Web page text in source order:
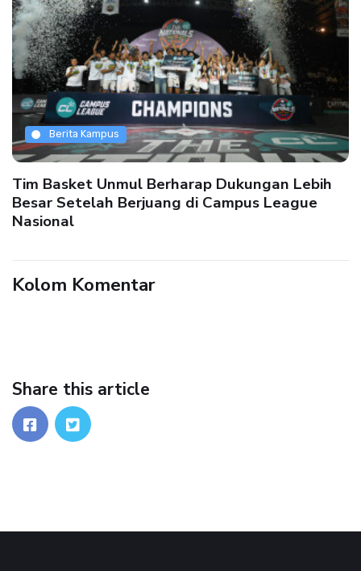
Berita Kampus
Tim Basket Unmul Berharap Dukungan Lebih
Besar Setelah Berjuang di Campus League
Nasional
Kolom Komentar
Share this article